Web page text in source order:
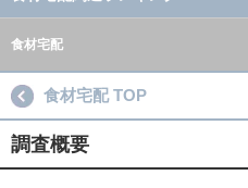
食材宅配
食材宅配 TOP
調査概要